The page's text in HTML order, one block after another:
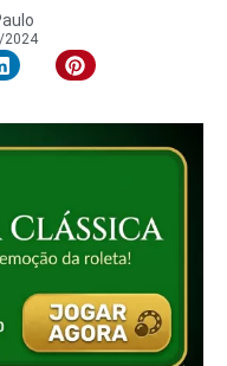
2024